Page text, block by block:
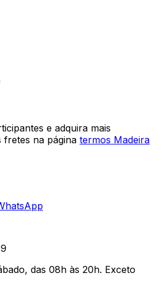
e adquira mais
na página termos Madeira
das 08h às 20h. Exceto